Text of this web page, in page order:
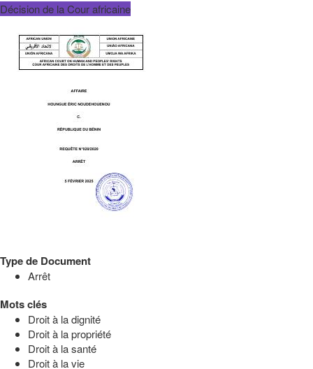
Décision de la Cour africaine
Type de Document
Arrêt
Mots clés
Droit à la dignité
Droit à la propriété
Droit à la santé
Droit à la vie